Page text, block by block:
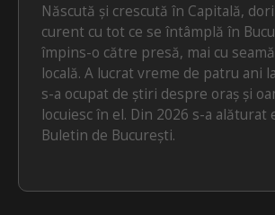
Născută și crescută în Capitală,
curent cu tot ce se întâmplă în
împins-o către presă, mai cu
locală. A lucrat vreme de patru ani
s-a ocupat de știri despre oraș și
locuiesc în el. Din 2026 s-a alăturat
Buletin de București.